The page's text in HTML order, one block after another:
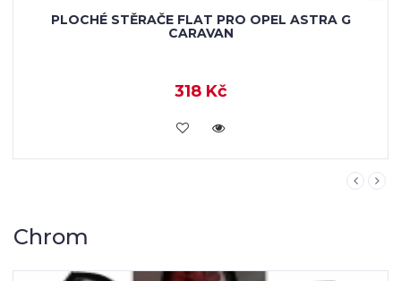
PLOCHÉ STĚRAČE FLAT PRO OPEL ASTRA G
CARAVAN
318 Kč
KOUPIT
Chrom